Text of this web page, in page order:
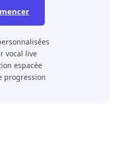
vocal live
espacée
progression